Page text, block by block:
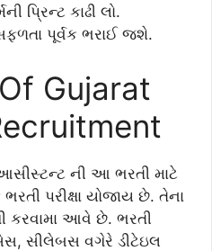
પ્રિન્ટ કાઢી લો.
પૂર્વક ભરાઈ જશે.
Gujarat
ની આ ભરતી માટે
ભરતી પરીક્ષા યોજાય છે. તેના
કરવામા આવે છે. ભરતી
સીલેબસ વગેરે ડીટેઇલ